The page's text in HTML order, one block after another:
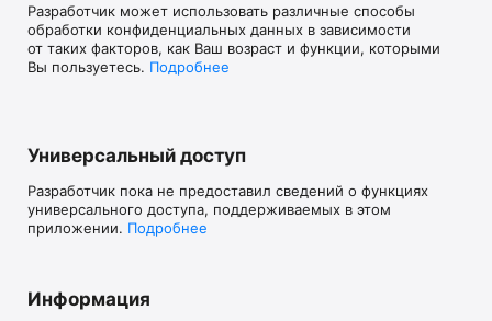
Разработчик может использовать различные способы
обработки конфиденциальных данных в зависимости
от таких факторов, как Ваш возраст и функции, которыми
Вы пользуетесь. Подробнее
Универсальный доступ
Разработчик пока не предоставил сведений о функциях
универсального доступа, поддерживаемых в этом
приложении. Подробнее
Информация